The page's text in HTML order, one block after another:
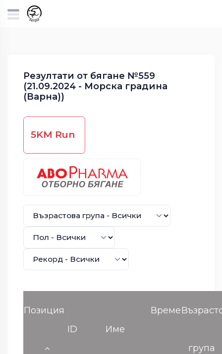
Резултати от бягане №559
(21.09.2024 - Морска градина
(Варна))
5KM Run
Позиция
ID
Име
Време
група